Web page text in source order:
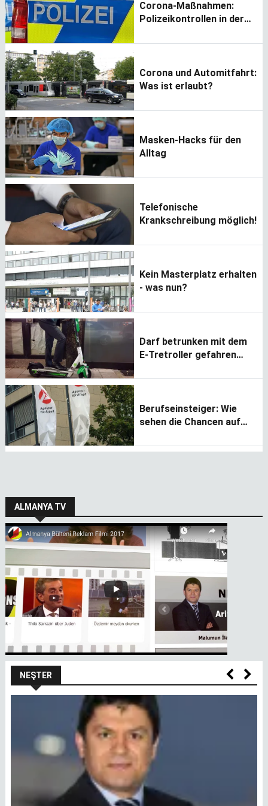
Corona-Maßnahmen:
Polizeikontrollen in der
Corona und Automitfahrt:
Was ist erlaubt?
Masken-Hacks für den
Alltag
Telefonische
Krankschreibung möglich!
Kein Masterplatz erhalten
- was nun?
Darf betrunken mit dem
E-Tretroller gefahren
Berufseinsteiger: Wie
sehen die Chancen auf
ALMANYA TV
NEŞTER